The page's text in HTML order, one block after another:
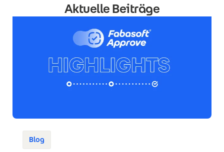
Aktuelle Beiträge
Blog